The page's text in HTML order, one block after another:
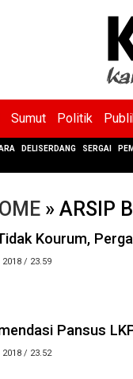
Sumut Politik
DELISERDANG SERGAI
» ARSIP
Kourum,
/ 23.59
Pansus
/ 23.52